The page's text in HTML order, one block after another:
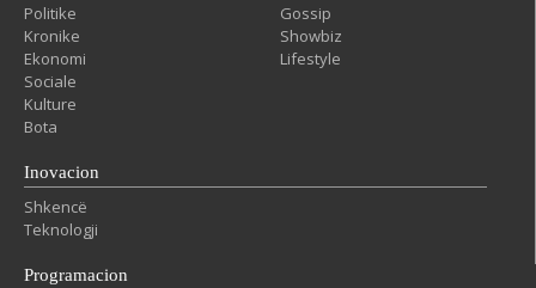
Politike
Kronike
Ekonomi
Sociale
Kulture
Bota
Gossip
Showbiz
Lifestyle
Inovacion
Shkencë
Teknologji
Programacion